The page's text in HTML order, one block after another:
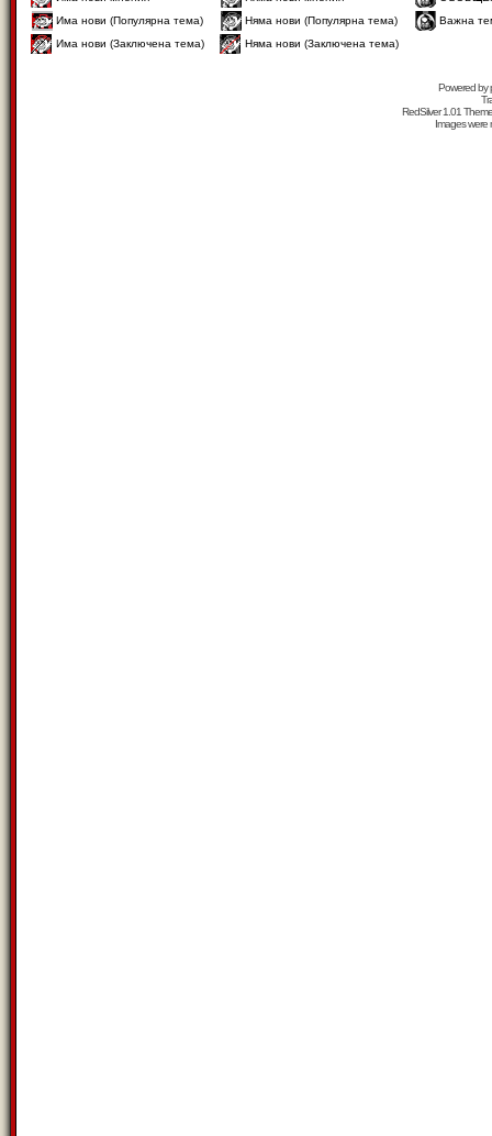
Има нови (Популярна тема)
Няма нови (Популярна тема)
Важна
Има нови (Заключена тема)
Няма нови (Заключена тема)
Powered by
RedSilver 1.01
Images were